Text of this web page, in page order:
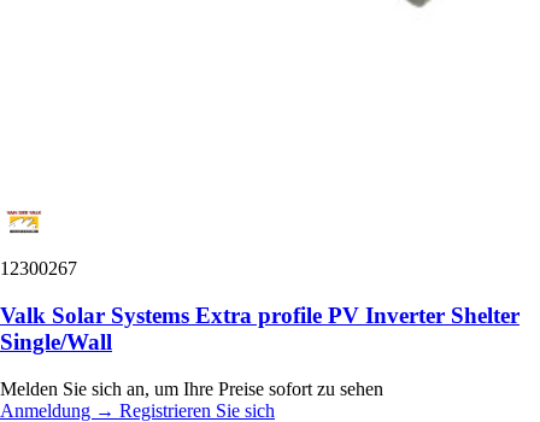
12300267
Valk Solar Systems Extra profile PV Inverter Shelter
Single/Wall
Melden Sie sich an, um Ihre Preise sofort zu sehen
Anmeldung → Registrieren Sie sich